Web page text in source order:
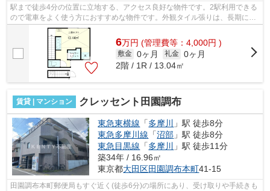
駅まで徒歩4分の位置に立地する、アクセス良好な物件です。2駅利用できる
ので電車をよく使う方におすすめな物件です。外観タイル張りは、長期にわ
たってメンテナンスが必要ありません...
6万円 (管理費等：4,000円 )
敷金 0ヶ月 礼金 0ヶ月
2階 / 1R / 13.04㎡
賃貸 | マンション クレッセント田園調布
東急東横線 「多摩川
」駅 徒歩8分
東急多摩川線 「沼部 」駅 徒歩8分
東急目黒線 「多摩川
」駅 徒歩11分
築34年 / 16.96㎡
東京都大田区田園調布本町41-15
田園調布本町郵便局もすぐ近く(徒歩6分)の場所にあり、受け取りや手続きも